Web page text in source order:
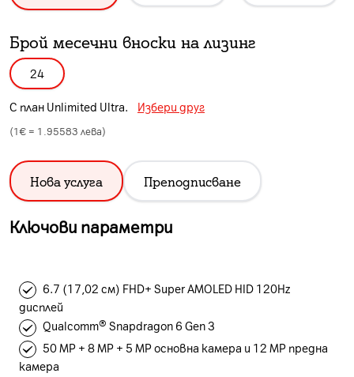
Брой месечни вноски на лизинг
24
С план Unlimited Ultra. Избери друг
(1€ = 1.95583 лева)
Нова услуга Преподписване
Ключови параметри
6.7 (17,02 см) FHD+ Super AMOLED HID 120Hz
дисплей
Qualcomm® Snapdragon 6 Gen 3
50 MP + 8 MP + 5 MP основна камера и 12 MP предна
камера